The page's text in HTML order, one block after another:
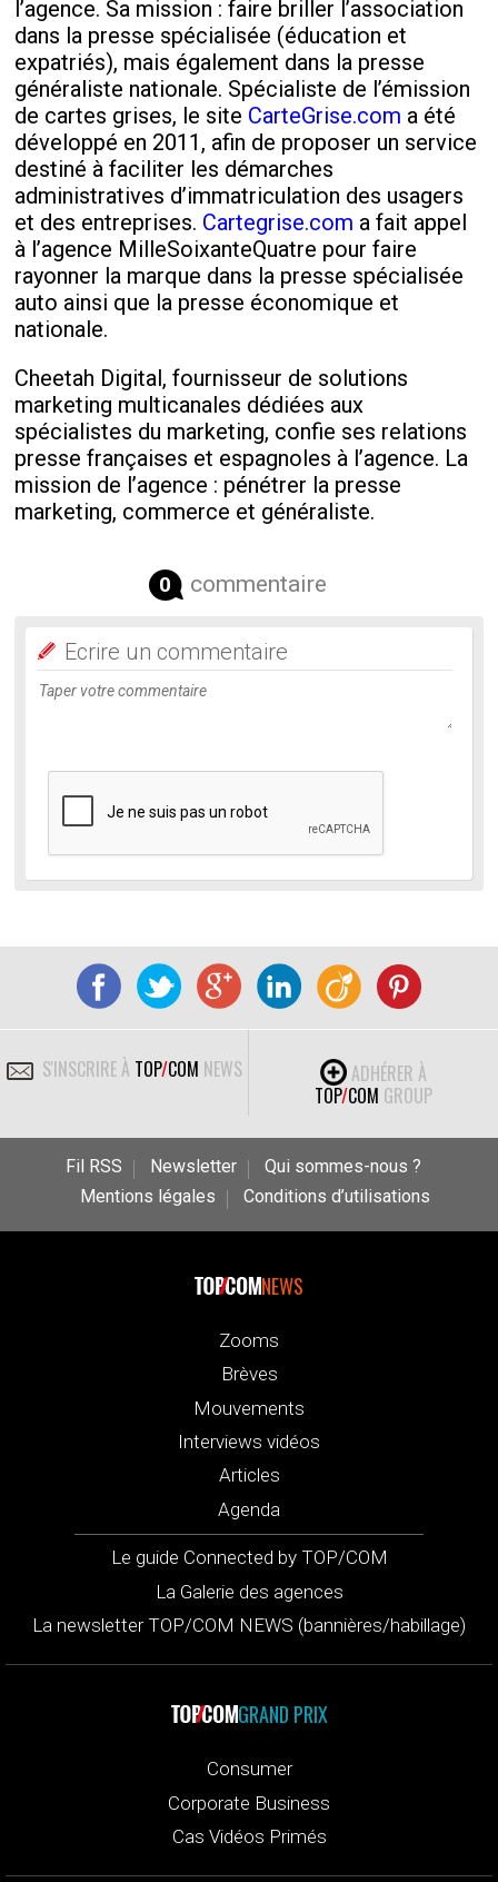
l’agence. Sa mission : faire briller l’association
dans la presse spécialisée (éducation et
expatriés), mais également dans la presse
généraliste nationale. Spécialiste de l’émission
de cartes grises, le site CarteGrise.com a été
développé en 2011, afin de proposer un service
destiné à faciliter les démarches
administratives d’immatriculation des usagers
et des entreprises. Cartegrise.com a fait appel
à l’agence MilleSoixanteQuatre pour faire
rayonner la marque dans la presse spécialisée
auto ainsi que la presse économique et
nationale.
Cheetah Digital, fournisseur de solutions
marketing multicanales dédiées aux
spécialistes du marketing, confie ses relations
presse françaises et espagnoles à l’agence. La
mission de l’agence : pénétrer la presse
marketing, commerce et généraliste.
0 commentaire
Ecrire un commentaire
S'INSCRIRE À TOP/COM NEWS
ADHÉRER À
TOP/COM GROUP
Fil RSS Newsletter
Qui sommes-nous ?
Mentions légales
Conditions d’utilisations
NEWS
Zooms
Brèves
Mouvements
Interviews vidéos
Articles
Agenda
Le guide Connected by TOP/COM
La Galerie des agences
La newsletter TOP/COM NEWS (bannières/habillage)
GRAND PRIX
Consumer
Corporate Business
Cas Vidéos Primés